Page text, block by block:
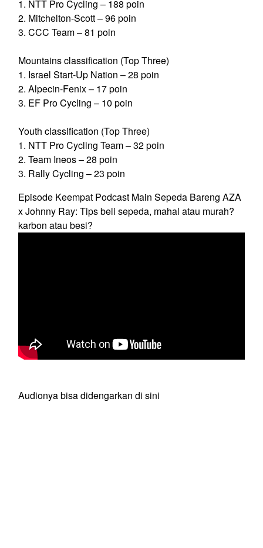
1. NTT Pro Cycling – 188 poin
2. Mitchelton-Scott – 96 poin
3. CCC Team – 81 poin
Mountains classification (Top Three)
1. Israel Start-Up Nation – 28 poin
2. Alpecin-Fenix – 17 poin
3. EF Pro Cycling – 10 poin
Youth classification (Top Three)
1. NTT Pro Cycling Team – 32 poin
2. Team Ineos – 28 poin
3. Rally Cycling – 23 poin
Episode Keempat Podcast Main Sepeda Bareng AZA
x Johnny Ray: Tips beli sepeda, mahal atau murah?
karbon atau besi?
Audionya bisa didengarkan di sini